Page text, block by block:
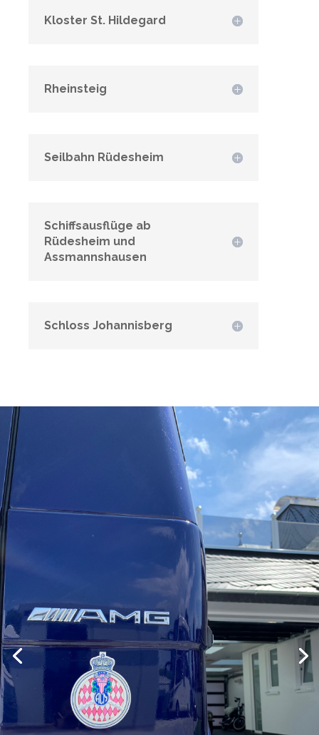
Kloster St. Hildegard
Rheinsteig
Seilbahn Rüdesheim
Schiffsausflüge ab
Rüdesheim und
Assmannshausen
Schloss Johannisberg